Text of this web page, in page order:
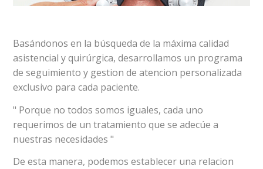
Basándonos en la búsqueda de la máxima calidad
asistencial y quirúrgica, desarrollamos un programa
de seguimiento y gestion de atencion personalizada
exclusivo para cada paciente.
" Porque no todos somos iguales, cada uno
requerimos de un tratamiento que se adecúe a
nuestras necesidades "
De esta manera, podemos establecer una relacion